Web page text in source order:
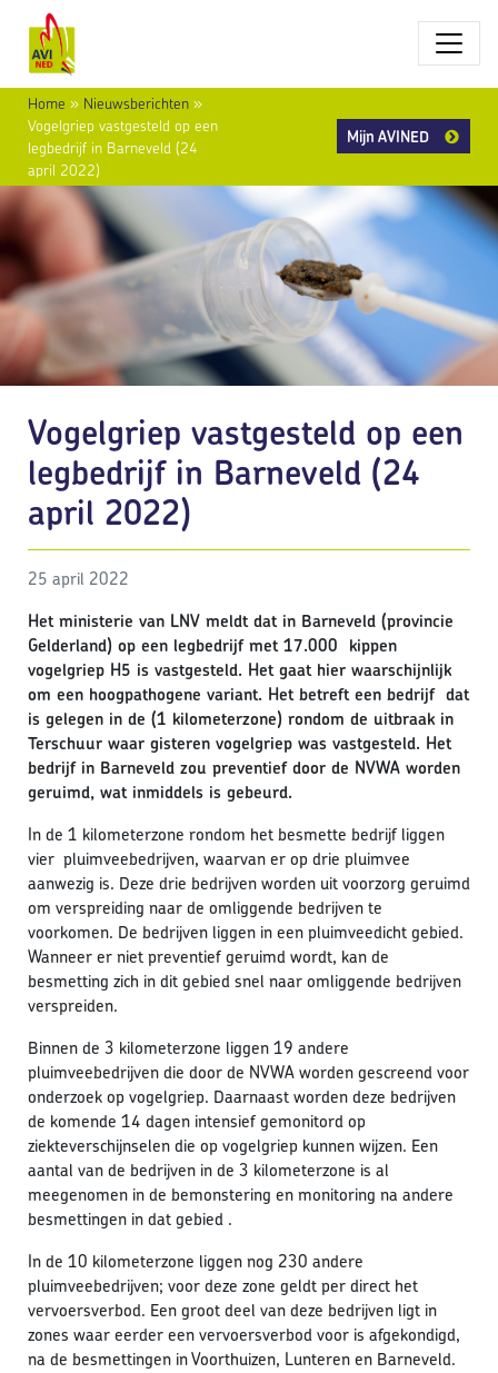
Home » Nieuwsberichten »
Vogelgriep vastgesteld op een
legbedrijf in Barneveld (24
april 2022)
Mijn AVINED
Vogelgriep vastgesteld op een
legbedrijf in Barneveld (24
april 2022)
25 april 2022
Het ministerie van LNV meldt dat in Barneveld (provincie
Gelderland) op een legbedrijf met 17.000 kippen
vogelgriep H5 is vastgesteld. Het gaat hier waarschijnlijk
om een hoogpathogene variant. Het betreft een bedrijf dat
is gelegen in de (1 kilometerzone) rondom de uitbraak in
Terschuur waar gisteren vogelgriep was vastgesteld. Het
bedrijf in Barneveld zou preventief door de NVWA worden
geruimd, wat inmiddels is gebeurd.
In de 1 kilometerzone rondom het besmette bedrijf liggen
vier pluimveebedrijven, waarvan er op drie pluimvee
aanwezig is. Deze drie bedrijven worden uit voorzorg geruimd
om verspreiding naar de omliggende bedrijven te
voorkomen. De bedrijven liggen in een pluimveedicht gebied.
Wanneer er niet preventief geruimd wordt, kan de
besmetting zich in dit gebied snel naar omliggende bedrijven
verspreiden.
Binnen de 3 kilometerzone liggen 19 andere
pluimveebedrijven die door de NVWA worden gescreend voor
onderzoek op vogelgriep. Daarnaast worden deze bedrijven
de komende 14 dagen intensief gemonitord op
ziekteverschijnselen die op vogelgriep kunnen wijzen. Een
aantal van de bedrijven in de 3 kilometerzone is al
meegenomen in de bemonstering en monitoring na andere
besmettingen in dat gebied .
In de 10 kilometerzone liggen nog 230 andere
pluimveebedrijven; voor deze zone geldt per direct het
vervoersverbod. Een groot deel van deze bedrijven ligt in
zones waar eerder een vervoersverbod voor is afgekondigd,
na de besmettingen in Voorthuizen, Lunteren en Barneveld.